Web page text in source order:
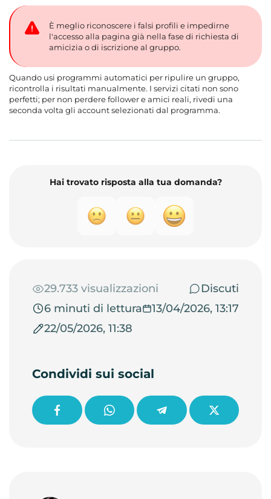
È meglio riconoscere i falsi profili e impedirne
l'accesso alla pagina già nella fase di richiesta di
amicizia o di iscrizione al gruppo.
Quando usi programmi automatici per ripulire un gruppo,
ricontrolla i risultati manualmente. I servizi citati non sono
perfetti; per non perdere follower e amici reali, rivedi una
seconda volta gli account selezionati dal programma.
Hai trovato risposta alla tua domanda?
29.733 visualizzazioni
Discuti
6 minuti di lettura
13/04/2026, 13:17
22/05/2026, 11:38
Condividi sui social